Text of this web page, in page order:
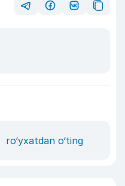
ro‘yxatdan o‘ting